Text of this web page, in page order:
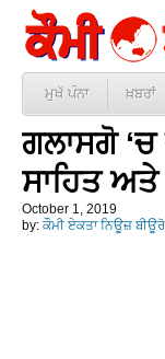
ਮੁਖੱ ਪੰਨਾ ਖ਼ਬਰਾਂ
ਗਲਾਸਗੋ
ਸਾਹਿਤ
October 1, 2019
by: ਕੌਮੀ ਏਕਤਾ ਨਿਊਜ਼ ਬੀਊਰੋ